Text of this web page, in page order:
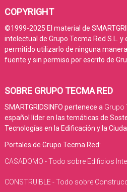
COPYRIGHT
©1999-2025 El material de
intelectual de Grupo Tecma Red S.L.
permitido utilizarlo de ninguna
fuente y sin permiso por escrito de
SOBRE GRUPO TECMA RED
SMARTGRIDSINFO pertenece a Grupo
español líder en las temáticas de
Tecnologías en la Edificación y la
Portales de Grupo Tecma Red:
CASADOMO - Todo sobre Edificios
CONSTRUIBLE - Todo sobre